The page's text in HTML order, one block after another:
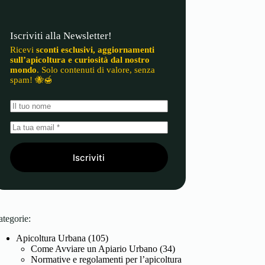
Iscriviti alla Newsletter!
Ricevisconti esclusivi, aggiornamenti
sull’apicoltura e curiosità dal nostro
mondo. Solo contenuti di valore, senza
spam! 🐝🍯
Iscriviti
Apicoltura Urbana (105)
Come Avviare un Apiario Urbano (34)
Normative e regolamenti per l’apicoltura